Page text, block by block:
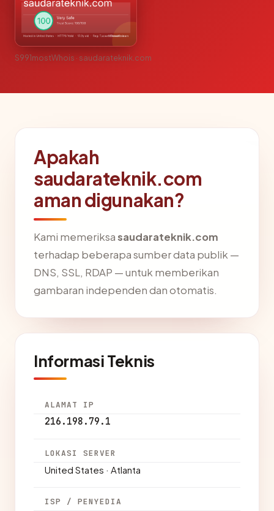
S991mostWhois · saudarateknik.com
Apakah
saudarateknik.com
aman digunakan?
Kami memeriksasaudarateknik.com
terhadap beberapa sumber data publik —
DNS, SSL, RDAP — untuk memberikan
gambaran independen dan otomatis.
Informasi Teknis
ALAMAT IP
216.198.79.1
LOKASI SERVER
United States · Atlanta
ISP / PENYEDIA